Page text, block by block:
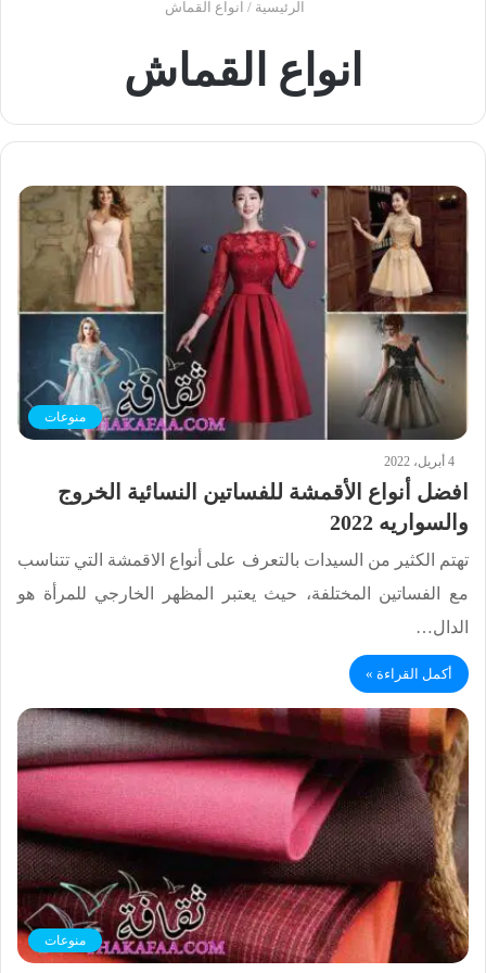
الرئيسية / انواع القماش
انواع القماش
منوعات
4 أبريل، 2022
افضل أنواع الأقمشة للفساتين النسائية الخروج
والسواريه 2022
تهتم الكثير من السيدات بالتعرف على أنواع الاقمشة التي تتناسب
مع الفساتين المختلفة، حيث يعتبر المظهر الخارجي للمرأة هو
الدال…
أكمل القراءة »
منوعات